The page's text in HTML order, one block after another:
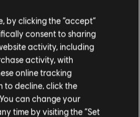
لغز أحجية الكوكبة
by clicking the “accept”
consent to sharing
activity, including
activity, with
online tracking
to decline, click the
can change your
time by visiting the “Set